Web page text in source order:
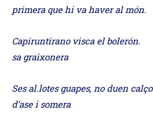
primera que hi va haver al món.
Capiruntirano visca el
sa graixonera
Ses al.lotes guapes, no
d’ase i somera